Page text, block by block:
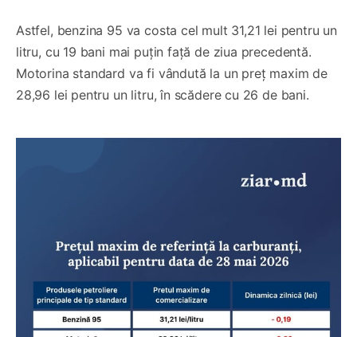
Astfel, benzina 95 va costa cel mult 31,21 lei pentru un
litru, cu 19 bani mai puțin față de ziua precedentă.
Motorina standard va fi vândută la un preț maxim de
28,96 lei pentru un litru, în scădere cu 26 de bani.